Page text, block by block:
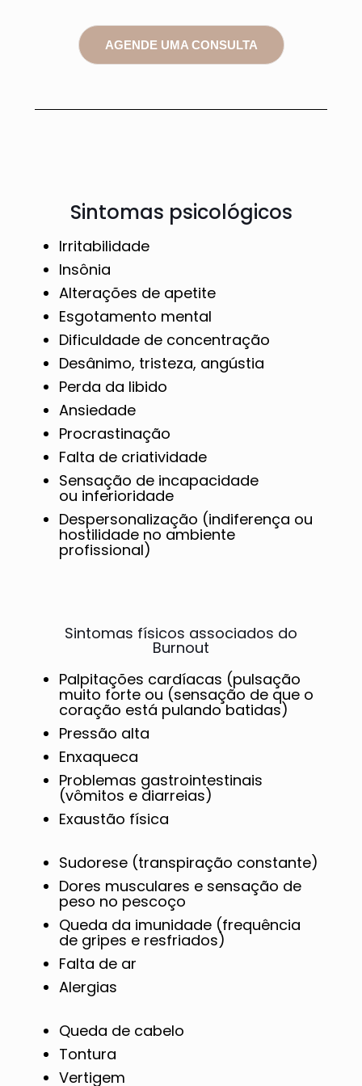
AGENDE UMA CONSULTA
Sintomas psicológicos
Irritabilidade
Insônia
Alterações de apetite
Esgotamento mental
Dificuldade de concentração
Desânimo, tristeza, angústia
Perda da libido
Ansiedade
Procrastinação
Falta de criatividade
Sensação de incapacidade
ou inferioridade
Despersonalização (indiferença ou
hostilidade no ambiente
profissional)
Sintomas físicos associados do
Burnout
Palpitações cardíacas (pulsação
muito forte ou (sensação de que o
coração está pulando batidas)
Pressão alta
Enxaqueca
Problemas gastrointestinais
(vômitos e diarreias)
Exaustão física
Sudorese (transpiração constante)
Dores musculares e sensação de
peso no pescoço
Queda da imunidade (frequência
de gripes e resfriados)
Falta de ar
Alergias
Queda de cabelo
Tontura
Vertigem